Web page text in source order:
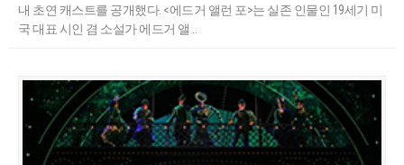
내 초연 캐스트를 공개했다. <에드거 앨런 포>는 실존 인물인 19세기 미
국 대표 시인 겸 소설가 에드거 앨 ..